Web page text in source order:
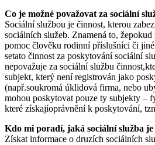
Co je možné považovat za sociální
Sociální službou je činnost, kterou
sociálních služeb. Znamená to,
pomoc člověku rodinní příslušníci či
setato činnost za poskytování sociální
nepovažuje za sociální službu
subjekt, který není registrován jako
(např.soukromá úklidová firma, nebo
mohou poskytovat pouze ty subjekty –
které získajíoprávnění k poskytování,
Kdo mi poradí, jaká sociální služba
Získat informace o druzích sociálních